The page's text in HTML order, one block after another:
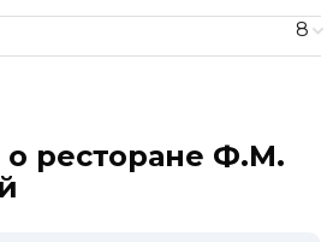
укрытая
370 ₽
370 ₽
8
о ресторане Ф.М.